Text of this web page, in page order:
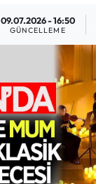
09.07.2026 - 16:50
GÜNCELLEME